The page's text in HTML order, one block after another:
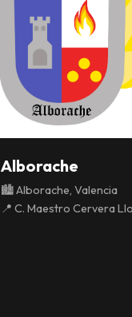
Alborache
🏙️ Alborache, Valencia
📍 C. Maestro Cervera